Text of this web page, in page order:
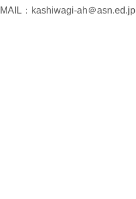
MAIL：kashiwagi-ah＠asn.ed.jp